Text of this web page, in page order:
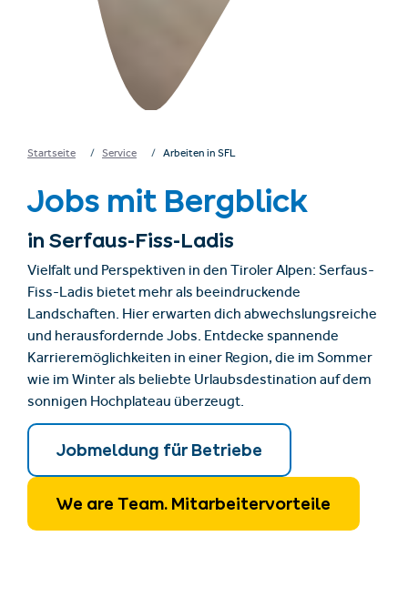
Startseite Service Arbeiten in SFL
Jobs mit Bergblick
in Serfaus-Fiss-Ladis
Vielfalt und Perspektiven in den Tiroler Alpen: Serfaus-
Fiss-Ladis bietet mehr als beeindruckende
Landschaften. Hier erwarten dich abwechslungsreiche
und herausfordernde Jobs. Entdecke spannende
Karrieremöglichkeiten in einer Region, die im Sommer
wie im Winter als beliebte Urlaubsdestination auf dem
sonnigen Hochplateau überzeugt.
Jobmeldung für Betriebe
We are Team. Mitarbeitervorteile